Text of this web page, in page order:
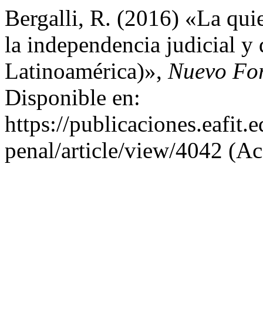
Bergalli, R. (2016) «La
la independencia judicial y
Latinoamérica)», Nuevo
Disponible en:
https://
penal/article/view/4042